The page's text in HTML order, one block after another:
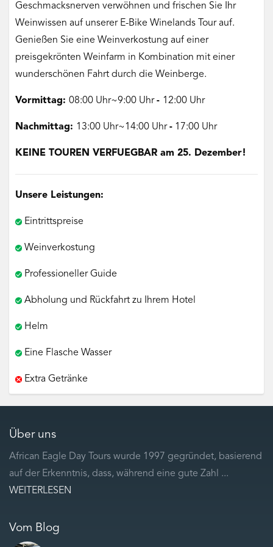
Geschmacksnerven verwöhnen und frischen Sie Ihr
Weinwissen auf unserer E-Bike Winelands Tour auf.
Genießen Sie eine Weinverkostung auf einer
preisgekrönten Weinfarm in Kombination mit einer
wunderschönen Fahrt durch die Weinberge.
Vormittag: 08:00 Uhr~9:00 Uhr- 12:00 Uhr
Nachmittag: 13:00 Uhr~14:00 Uhr- 17:00 Uhr
KEINE TOUREN VERFUEGBAR am 25. Dezember!
Unsere Leistungen:
Eintrittspreise
Weinverkostung
Professioneller Guide
Abholung und Rückfahrt zu Ihrem Hotel
Helm
Eine Flasche Wasser
Extra Getränke
Über uns
African Eagle Day Tours wurde 1997 gegründet, basierend
auf der Erkenntnis, dass, während eine gute Zahl ...
WEITERLESEN
Vom Blog